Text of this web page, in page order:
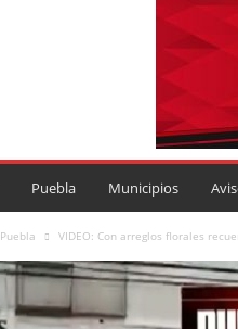
Puebla Municipios
Puebla VIDEO: Con arreglos florales